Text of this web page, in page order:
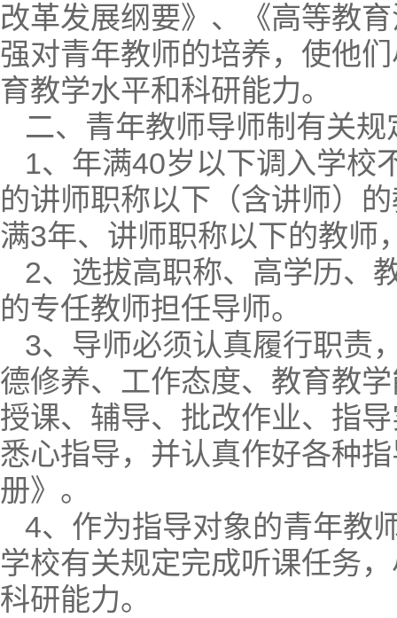
改革发展纲要》、《高等教
强对青年教师的培养，使他
育教学水平和科研能力。
二、青年教师导师制有关规
1、年满40岁以下调入学校
的讲师职称以下（含讲师）
满3年、讲师职称以下的教师
2、选拔高职称、高学历、
的专任教师担任导师。
3、导师必须认真履行职责
德修养、工作态度、教育教
授课、辅导、批改作业、指
悉心指导，并认真作好各种
册》。
4、作为指导对象的青年教
学校有关规定完成听课任务
科研能力。